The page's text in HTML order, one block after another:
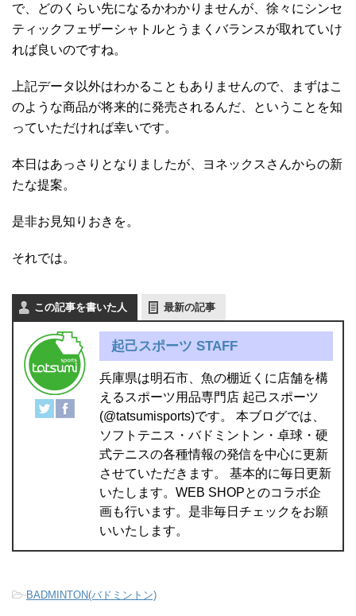
で、どのくらい先になるかわかりませんが、徐々にシンセ
ティックフェザーシャトルとうまくバランスが取れていけ
れば良いのですね。
上記データ以外はわかることもありませんので、まずはこ
のような商品が将来的に発売されるんだ、ということを知
っていただければ幸いです。
本日はあっさりとなりましたが、ヨネックスさんからの新
たな提案。
是非お見知りおきを。
それでは。
この記事を書いた人 最新の記事
起己スポーツ STAFF
兵庫県は明石市、魚の棚近くに店舗を構
えるスポーツ用品専門店 起己スポーツ
(@tatsumisports)です。 本ブログでは、
ソフトテニス・バドミントン・卓球・硬
式テニスの各種情報の発信を中心に更新
させていただきます。 基本的に毎日更新
いたします。WEB SHOPとのコラボ企
画も行います。是非毎日チェックをお願
いいたします。
-BADMINTON(バドミントン)